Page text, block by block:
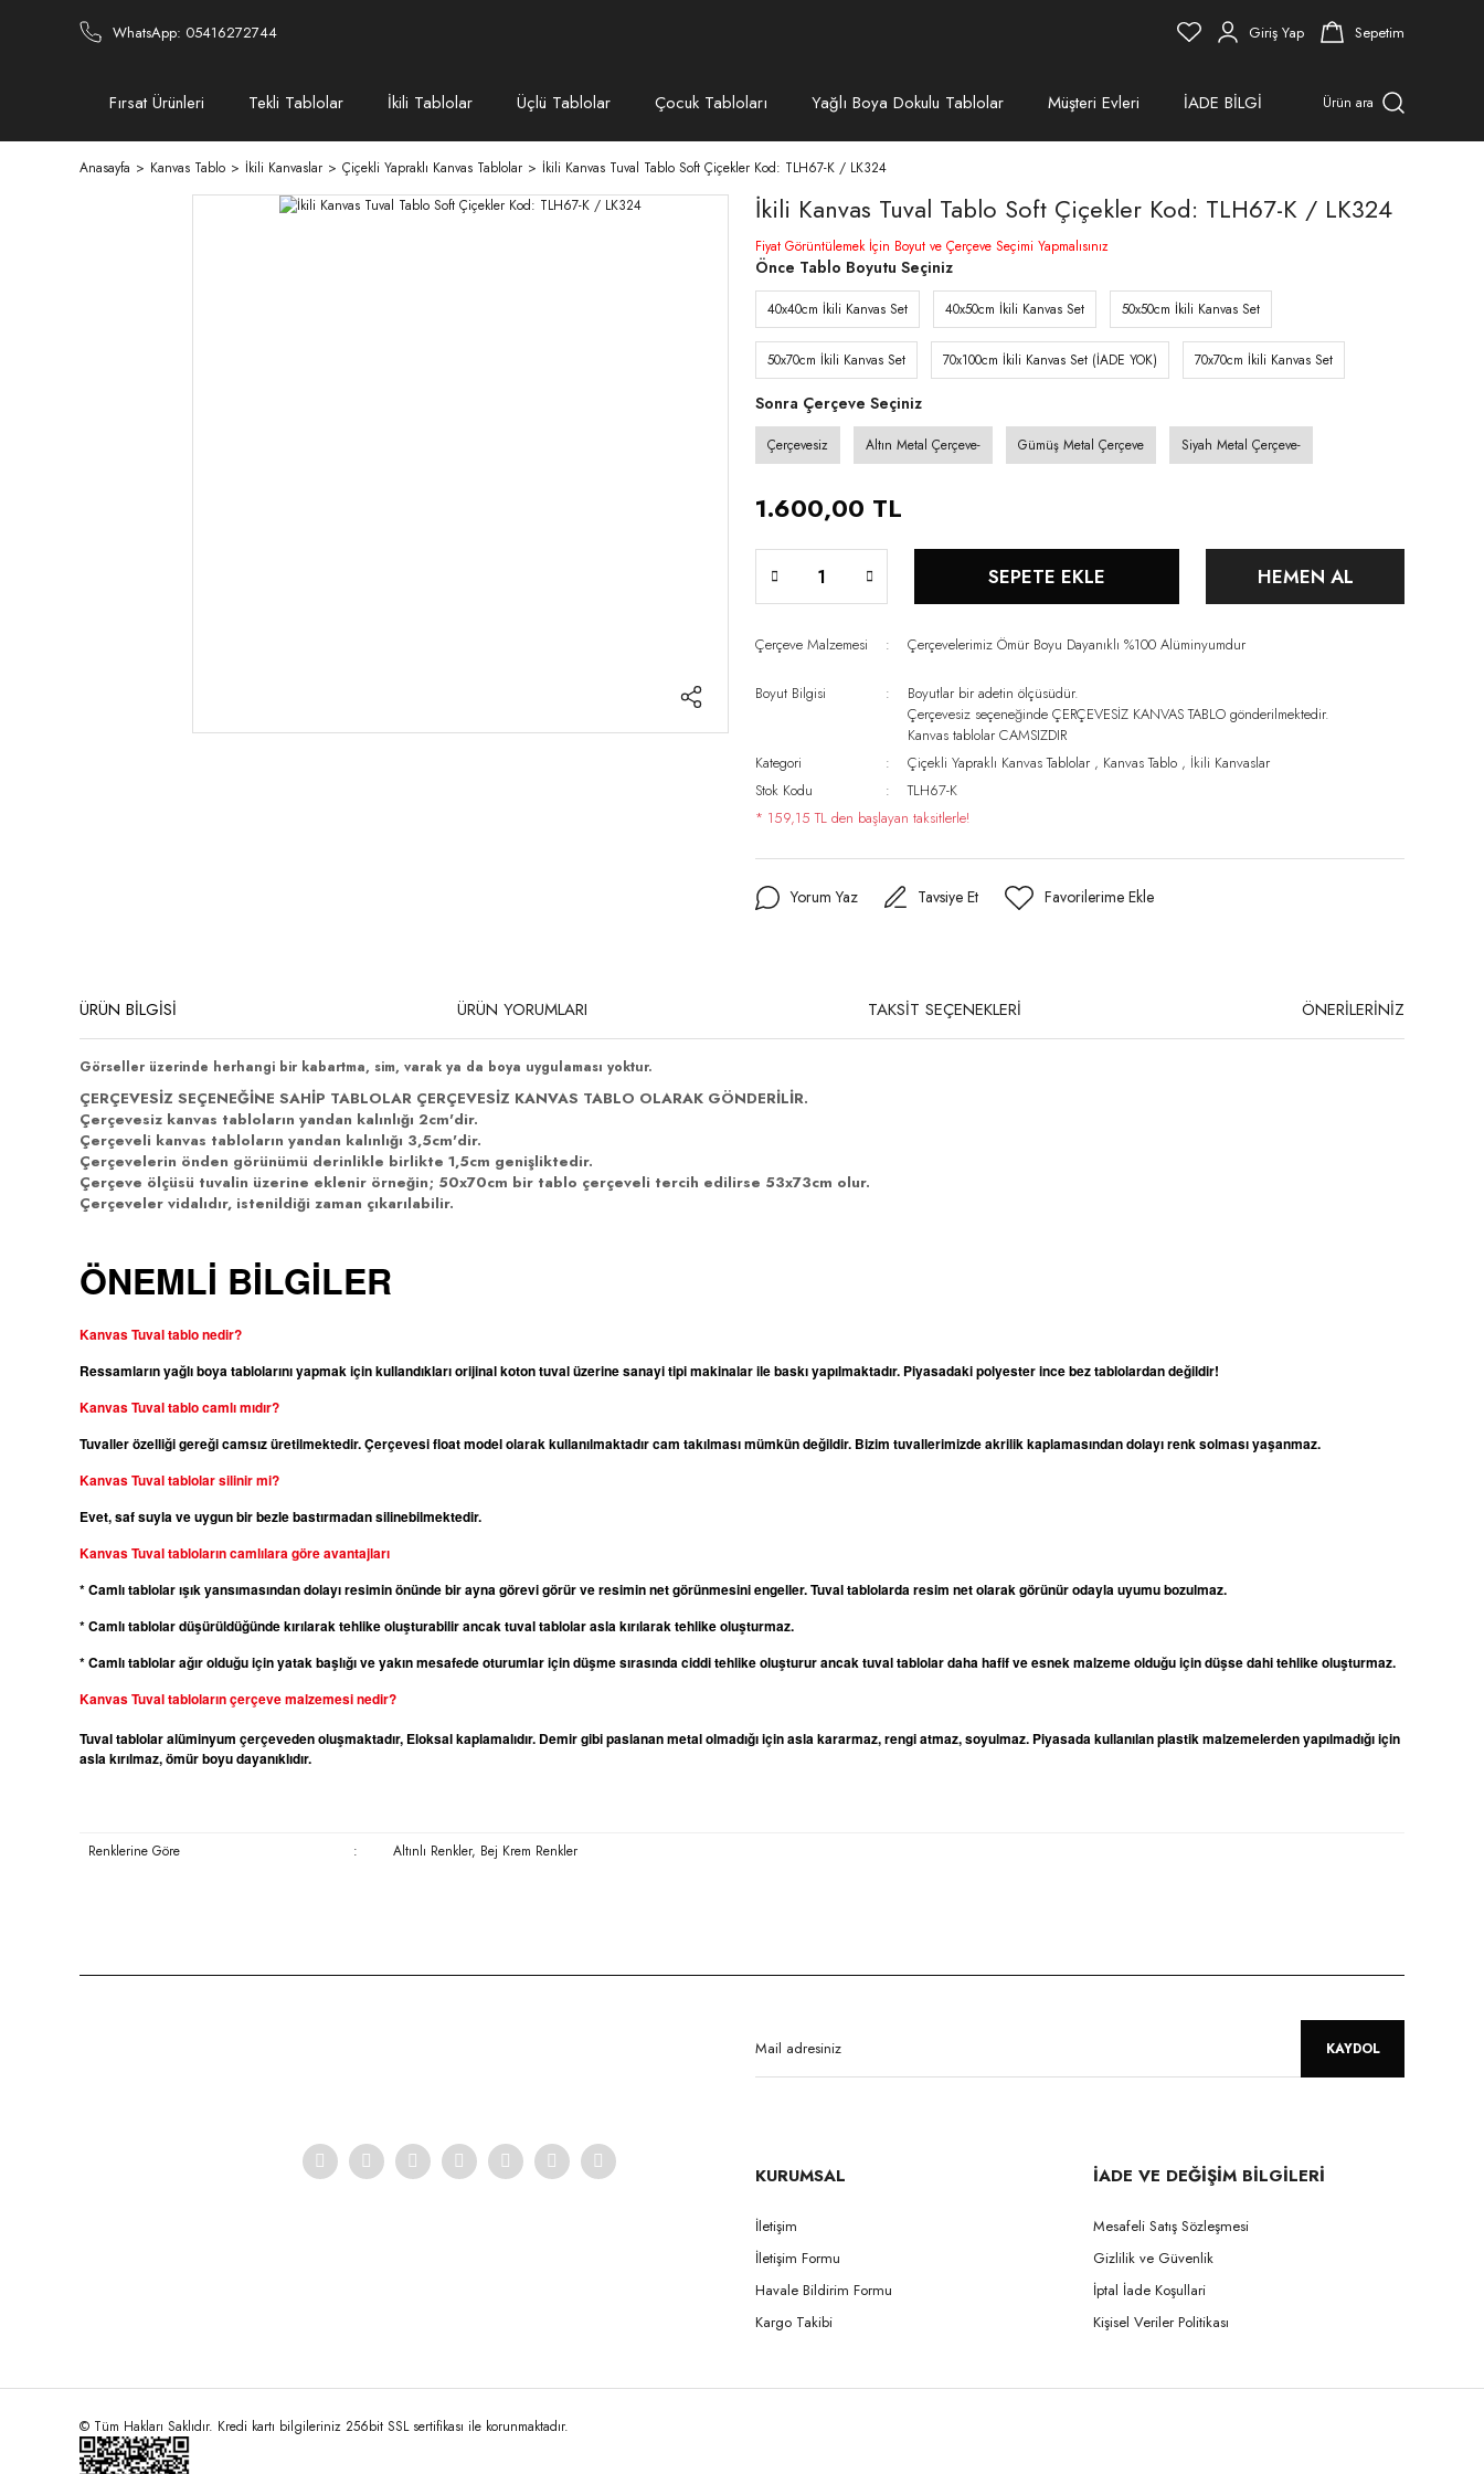
WhatsApp: 05416272744 Giriş Yap Sepetim
Fırsat Ürünleri Tekli Tablolar İkili Tablolar Üçlü Tablolar Çocuk Tabloları Yağlı Boya Dokulu Tablolar Müşteri Evleri İADE BİLGİ Ürün ara
Anasayfa Kanvas Tablo İkili Kanvaslar Çiçekli Yapraklı Kanvas Tablolar İkili Kanvas Tuval Tablo Soft Çiçekler Kod: TLH67-K / LK324
İkili Kanvas Tuval Tablo Soft Çiçekler Kod: TLH67-K / LK324
Fiyat Görüntülemek İçin Boyut ve Çerçeve Seçimi Yapmalısınız
Önce Tablo Boyutu Seçiniz
40x40cm İkili Kanvas Set 40x50cm İkili Kanvas Set 50x50cm İkili Kanvas Set
50x70cm İkili Kanvas Set 70x100cm İkili Kanvas Set (İADE YOK) 70x70cm İkili Kanvas Set
Sonra Çerçeve Seçiniz
Çerçevesiz Altın Metal Çerçeve- Gümüş Metal Çerçeve Siyah Metal Çerçeve-
1.600,00 TL
SEPETE EKLE HEMEN AL
Çerçeve Malzemesi Çerçevelerimiz Ömür Boyu Dayanıklı %100 Alüminyumdur
Boyut Bilgisi
Boyutlar bir adetin ölçüsüdür.
Çerçevesiz seçeneğinde ÇERÇEVESİZ KANVAS TABLO gönderilmektedir.
Kanvas tablolar CAMSIZDIR
Kategori
Çiçekli Yapraklı Kanvas Tablolar , Kanvas Tablo , İkili Kanvaslar
Stok Kodu
TLH67-K
* 159,15 TL den başlayan taksitlerle!
Yorum Yaz Tavsiye Et
ÜRÜN BİLGİSİ ÜRÜN YORUMLARI TAKSİT SEÇENEKLERİ ÖNERİLERİNİZ
Görseller üzerinde herhangi bir kabartma, sim, varak ya da boya uygulaması yoktur.
ÇERÇEVESİZ SEÇENEĞİNE SAHİP TABLOLAR ÇERÇEVESİZ KANVAS TABLO OLARAK GÖNDERİLİR.
Çerçevesiz kanvas tabloların yandan kalınlığı 2cm'dir.
Çerçeveli kanvas tabloların yandan kalınlığı 3,5cm'dir.
Çerçevelerin önden görünümü derinlikle birlikte 1,5cm genişliktedir.
Çerçeve ölçüsü tuvalin üzerine eklenir örneğin; 50x70cm bir tablo çerçeveli tercih edilirse 53x73cm olur.
Çerçeveler vidalıdır, istenildiği zaman çıkarılabilir.
ÖNEMLİ BİLGİLER
Kanvas Tuval tablo nedir?
Ressamların yağlı boya tablolarını yapmak için kullandıkları orijinal koton tuval üzerine sanayi tipi makinalar ile baskı yapılmaktadır. Piyasadaki polyester ince bez tablolardan değildir!
KanvasTuval tablo camlı mıdır?
Tuvaller özelliği gereği camsız üretilmektedir. Çerçevesi float model olarak kullanılmaktadır cam takılması mümkün değildir. Bizim tuvallerimizde akrilik kaplamasından dolayı renk solması yaşanmaz.
KanvasTuval tablolar silinir mi?
Evet, saf suyla ve uygun bir bezle bastırmadan silinebilmektedir.
KanvasTuval tabloların camlılara göre avantajları
* Camlı tablolar ışık yansımasından dolayı resimin önünde bir ayna görevi görür ve resimin net görünmesini engeller. Tuval tablolarda resim net olarak görünür odayla uyumu bozulmaz.
* Camlı tablolar düşürüldüğünde kırılarak tehlike oluşturabilir ancak tuval tablolar asla kırılarak tehlike oluşturmaz.
* Camlı tablolar ağır olduğu için yatak başlığı ve yakın mesafede oturumlar için düşme sırasında ciddi tehlike oluşturur ancak tuval tablolar daha hafif ve esnek malzeme olduğu için düşse dahi tehlike oluşturmaz.
KanvasTuval tabloların çerçeve malzemesi nedir?
Tuval tablolar alüminyum çerçeveden oluşmaktadır, Eloksal kaplamalıdır. Demir gibi paslanan metal olmadığı için asla kararmaz, rengi atmaz, soyulmaz. Piyasada kullanılan plastik malzemelerden yapılmadığı için
asla kırılmaz, ömür boyu dayanıklıdır.
Renklerine Göre : Altınlı Renkler, Bej Krem Renkler
KAYDOL
KURUMSAL
İletişim
İletişim Formu
Havale Bildirim Formu
Kargo Takibi
İADE VE DEĞİŞİM BİLGİLERİ
Mesafeli Satış Sözleşmesi
Gizlilik ve Güvenlik
İptal İade Koşullari
Kişisel Veriler Politikası
© Tüm Hakları Saklıdır. Kredi kartı bilgileriniz 256bit SSL sertifikası ile korunmaktadır.